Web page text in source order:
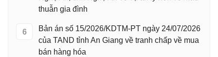
thuẫn gia đình
6
Bản án số 15/2026/KDTM-PT ngày 24/07/2026
của TAND tỉnh An Giang về tranh chấp về mua
bán hàng hóa